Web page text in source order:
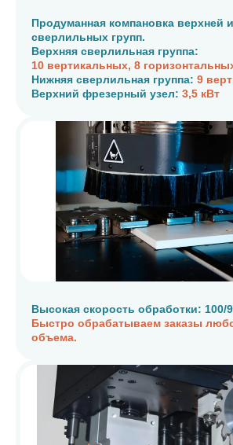
Продуманная компановка верхней
сверлильных групп.
Верхняя сверлильная группа:
10 вертикальных, 8
Нижняя сверлильная группа: 9
Верхний фрезерный узел: 3,5 кВт
Высокая скорость обработки: 100/
Быстро обрабатываем заказы
объема.